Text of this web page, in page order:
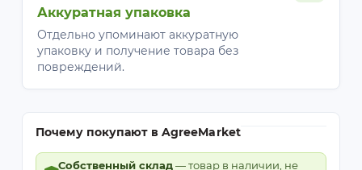
Аккуратная упаковка
Отдельно упоминают аккуратную
упаковку и получение товара без
повреждений.
Почему покупают в AgreeMarket
Собственный склад— товар в наличии, не